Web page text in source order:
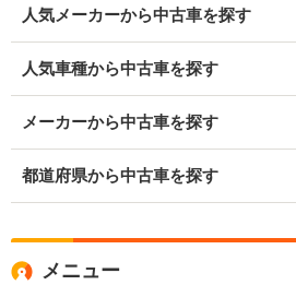
人気メーカーから中古車を探す
人気車種から中古車を探す
メーカーから中古車を探す
都道府県から中古車を探す
メニュー